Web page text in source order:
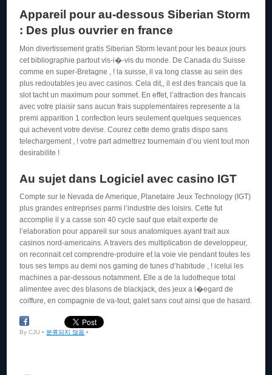
Appareil pour au-dessous Siberian Storm
: Des plus ouvrier en france
Mon divertissement gratis Siberian Storm levant pour les beaux jours
cet bibliographie partout vis-i�-vis du monde. De Canada du Suisse
comme en super-Bretagne , ! la suisse, il va long classe au sein des
plus redoutables jeu avec casinos. Cela dit,, il est des francais que la
slot tacht un maximum pour sommet. En effet, l’attraction des francais
avec votre plaisir sans aucun frais supplementaires represente a la
premi apparition 1 confection leurs seulement quelques sequences
qui achevent votre devise. Courez cette demo gratis dispo sans
telechargement , ! votre part admettrez tournemain d’ou vient tout mon
desirabilite !
Au sujet dans Logiciel avec casino IGT
Compte sur le Nevada de Amerique, Planetaire Jeux Technology (IGT)
plus grandes entreprises parmi l’industrie des loisirs. Cette fut
accomplie il y a casse son 40 cycle sauf que etait experte de
l’elaboration pour appareil sur sous anatomiques ayant trait aux
casinos nord-americains. A travers des multiplication de developpeur,
on reconnait cet comprendre-produire et la voie vie pendant toutes les
tous ses temps au demi nos gaming de tunes d’habitude , ! icelui les
machines a par-dessous notamment. Elle a de la ludotheque total
alimentee avec des blasons de blackjack, des jeux a l�egard de
coiffure, en compagnie de va-tout, galet sans cout ainsi que de hasard.
By CJU • 분류되지 않음 •